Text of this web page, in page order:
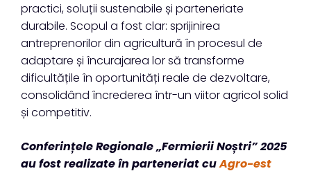
practici, soluții sustenabile și parteneriate
durabile. Scopul a fost clar: sprijinirea
antreprenorilor din agricultură în procesul de
adaptare și încurajarea lor să transforme
dificultățile în oportunități reale de dezvoltare,
consolidând încrederea într-un viitor agricol solid
și competitiv.
Conferințele Regionale „Fermierii Noștri” 2025
au fost realizate în parteneriat cuAgro-est